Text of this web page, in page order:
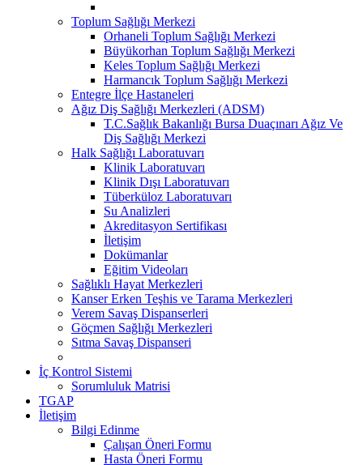
Toplum Sağlığı Merkezi
Orhaneli Toplum Sağlığı Merkezi
Büyükorhan Toplum Sağlığı Merkezi
Keles Toplum Sağlığı Merkezi
Harmancık Toplum Sağlığı Merkezi
Entegre İlçe Hastaneleri
Ağız Diş Sağlığı Merkezleri (ADSM)
T.C.Sağlık Bakanlığı Bursa Duaçınarı Ağız Ve
Diş Sağlığı Merkezi
Halk Sağlığı Laboratuvarı
Klinik Laboratuvarı
Klinik Dışı Laboratuvarı
Tüberküloz Laboratuvarı
Su Analizleri
Akreditasyon Sertifikası
İletişim
Dokümanlar
Eğitim Videoları
Sağlıklı Hayat Merkezleri
Kanser Erken Teşhis ve Tarama Merkezleri
Verem Savaş Dispanserleri
Göçmen Sağlığı Merkezleri
Sıtma Savaş Dispanseri
İç Kontrol Sistemi
Sorumluluk Matrisi
TGAP
İletişim
Bilgi Edinme
Çalışan Öneri Formu
Hasta Öneri Formu